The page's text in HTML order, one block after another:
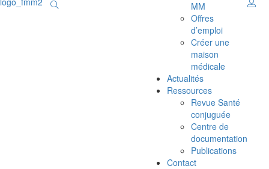
MM
Offres
d’emploi
Créer une
maison
médicale
Actualités
Ressources
Revue Santé
conjuguée
Centre de
documentation
Publications
Contact